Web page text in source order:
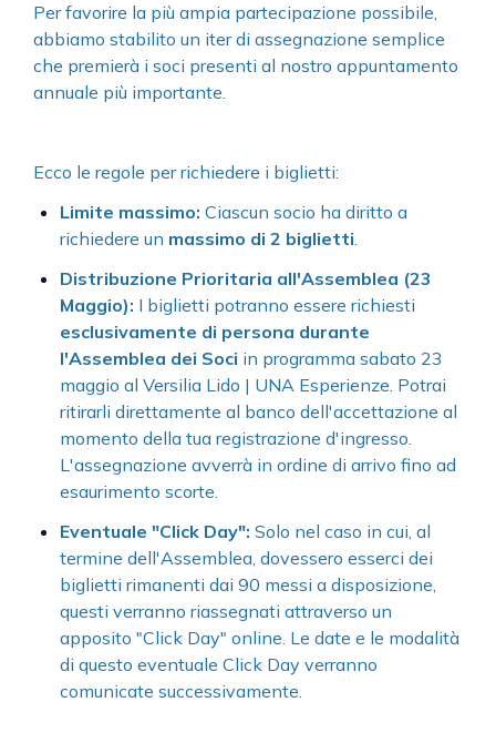
Per favorire la più ampia partecipazione possibile,
abbiamo stabilito un iter di assegnazione semplice
che premierà i soci presenti al nostro appuntamento
annuale più importante.
Ecco le regole per richiedere i biglietti:
Limite massimo: Ciascun socio ha diritto a
richiedere un massimo di 2 biglietti.
Distribuzione Prioritaria all'Assemblea (23
Maggio): I biglietti potranno essere richiesti
esclusivamente di persona durante
l'Assemblea dei Soci in programma sabato 23
maggio al Versilia Lido | UNA Esperienze. Potrai
ritirarli direttamente al banco dell'accettazione al
momento della tua registrazione d'ingresso.
L'assegnazione avverrà in ordine di arrivo fino ad
esaurimento scorte.
Eventuale "Click Day": Solo nel caso in cui, al
termine dell'Assemblea, dovessero esserci dei
biglietti rimanenti dai 90 messi a disposizione,
questi verranno riassegnati attraverso un
apposito "Click Day" online. Le date e le modalità
di questo eventuale Click Day verranno
comunicate successivamente.